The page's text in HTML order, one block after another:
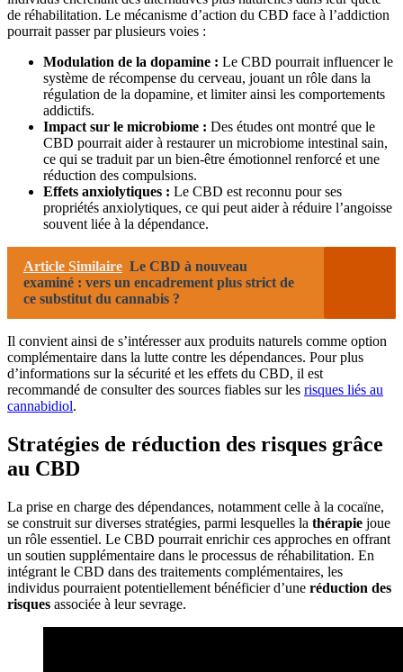
de réhabilitation. Le mécanisme d’action du CBD face à l’addiction
pourrait passer par plusieurs voies :
Modulation de la dopamine : Le CBD pourrait influencer le
système de récompense du cerveau, jouant un rôle dans la
régulation de la dopamine, et limiter ainsi les comportements
addictifs.
Impact sur le microbiome : Des études ont montré que le
CBD pourrait aider à restaurer un microbiome intestinal sain,
ce qui se traduit par un bien-être émotionnel renforcé et une
réduction des compulsions.
Effets anxiolytiques : Le CBD est reconnu pour ses
propriétés anxiolytiques, ce qui peut aider à réduire l’angoisse
souvent liée à la dépendance.
Article Similaire Le CBD à nouveau
examiné : vers un encadrement plus strict de
ce substitut du cannabis ?
Il convient ainsi de s’intéresser aux produits naturels comme option
complémentaire dans la lutte contre les dépendances. Pour plus
d’informations sur la sécurité et les effets du CBD, il est
recommandé de consulter des sources fiables sur les risques liés au
cannabidiol.
Stratégies de réduction des risques grâce
au CBD
La prise en charge des dépendances, notamment celle à la cocaïne,
se construit sur diverses stratégies, parmi lesquelles la thérapie joue
un rôle essentiel. Le CBD pourrait enrichir ces approches en offrant
un soutien supplémentaire dans le processus de réhabilitation. En
intégrant le CBD dans des traitements complémentaires, les
individus pourraient potentiellement bénéficier d’une réduction des
risques associée à leur sevrage.